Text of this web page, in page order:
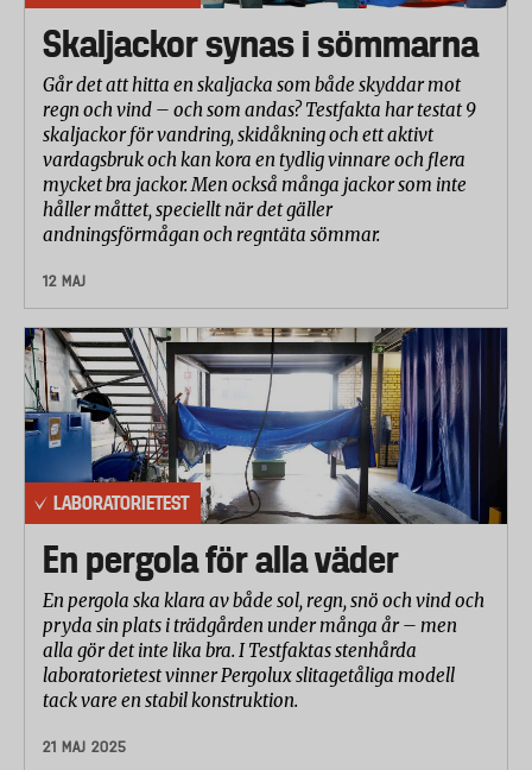
samt byta bits och borr. Man undersökte även om
maskinen har en lampa för att lysa upp arbetsytan
och hur väl den fungerar.
Laboratoriet testade hur mycket skruvdragarna
vibrerar genom att mäta accelerationen i handtaget
vid borrning med 10 millimeters borr i metall.
Skaljackor synas i sömmarna
Går det att hitta en skaljacka som både skyddar mot
regn och vind – och som andas? Testfakta har testat 9
skaljackor för vandring, skidåkning och ett aktivt
vardagsbruk och kan kora en tydlig vinnare och flera
mycket bra jackor. Men också många jackor som inte
håller måttet, speciellt när det gäller
andningsförmågan och regntäta sömmar.
12 MAJ
LABORATORIETEST
En pergola för alla väder
En pergola ska klara av både sol, regn, snö och vind och
pryda sin plats i trädgården under många år – men
alla gör det inte lika bra. I Testfaktas stenhårda
laboratorietest vinner Pergolux slitagetåliga modell
tack vare en stabil konstruktion.
21 MAJ 2025